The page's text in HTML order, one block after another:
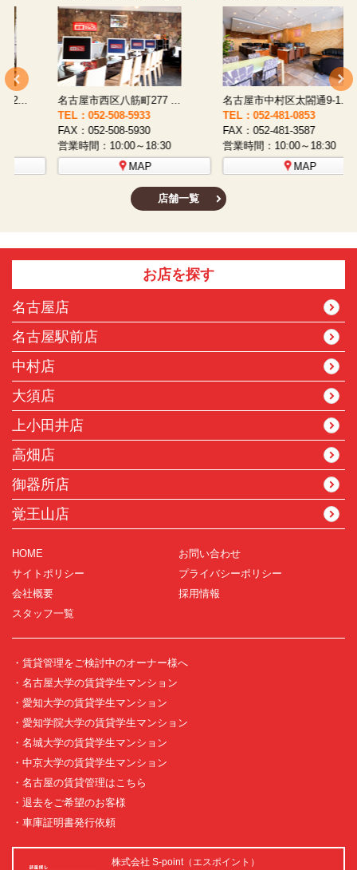
名古屋市西区八筋町277 ...
TEL：052-508-5933
FAX：052-508-5930
営業時間：10:00～18:30
名古屋市中村区太閤通9-1...
TEL：052-481-0853
FAX：052-481-3587
営業時間：10:00～18:30
店舗一覧
お店を探す
名古屋店
名古屋駅前店
中村店
大須店
上小田井店
高畑店
御器所店
覚王山店
HOME
お問い合わせ
サイトポリシー
プライバシーポリシー
会社概要
採用情報
スタッフ一覧
・賃貸管理をご検討中のオーナー様へ
・名古屋大学の賃貸学生マンション
・愛知大学の賃貸学生マンション
・愛知学院大学の賃貸学生マンション
・名城大学の賃貸学生マンション
・中京大学の賃貸学生マンション
・名古屋の賃貸管理はこちら
・退去をご希望のお客様
・車庫証明書発行依頼
株式会社 S-point（エスポイント）